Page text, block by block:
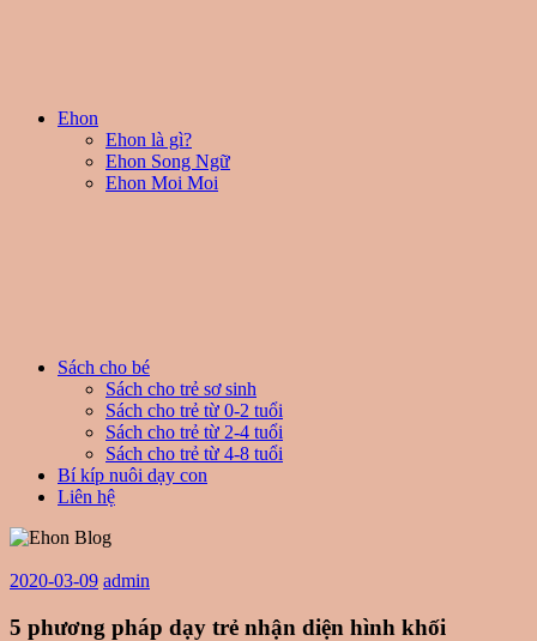
Ehon
Ehon là gì?
Ehon Song Ngữ
Ehon Moi Moi
Sách cho bé
Sách cho trẻ sơ sinh
Sách cho trẻ từ 0-2 tuổi
Sách cho trẻ từ 2-4 tuổi
Sách cho trẻ từ 4-8 tuổi
Bí kíp nuôi dạy con
Liên hệ
2020-03-09 admin
5 phương pháp dạy trẻ nhận diện hình khối